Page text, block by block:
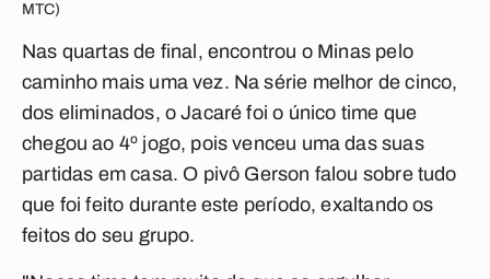
MTC)
Nas quartas de final, encontrou o Minas pelo
caminho mais uma vez. Na série melhor de cinco,
dos eliminados, o Jacaré foi o único time que
chegou ao 4º jogo, pois venceu uma das suas
partidas em casa. O pivô Gerson falou sobre tudo
que foi feito durante este período, exaltando os
feitos do seu grupo.